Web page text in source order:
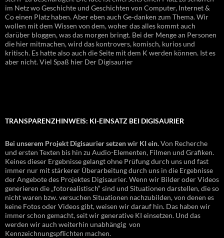
im Netz wo Geschichte und Geschichten von Computer, Internet &
Co einen Platz haben. Aber eben auch Ge-danken zum Thema. Wir
wollen mit dem Wissen von dem, woher das alles kommt auch
darüber bloggen, was das morgen bringt. Bei der Menge an Personen
die hier mitmachen, wird das kontrovers, komisch, kurios und
kritisch. Es hatte also auch die Seite mit dem K werden können. Ist es
aber nicht. Viel Spaß hier Der Digisaurier
TRANSPARENZHINWEIS: KI-EINSATZ BEI DIGISAURIER
Bei unserem Projekt Digisaurier setzen wir KI ein.Von Recherche
und ersten Texten bis hin zu Audio-Elementen, Filmen und Grafiken.
Keines dieser Ergebnisse gelangt ohne Prüfung durch uns und fast
immer nur mit stärkerer Überarbeitung durch uns in die Ergebnisse
der Angebote des Projektes Digisaurier. Wenn wir Bilder oder Videos
generieren die „fotorealistisch“ sind und Situationen darstellen, die so
nicht waren bzw. versuchen Situationen nachzubilden, von denen es
keine Fotos oder Videos gibt, weisen wir darauf hin. Das haben wir
immer schon gemacht, seit wir generative KI einsetzen. Und das
werden wir auch weiterhin unabhängig von
Kennzeichnungspflichten machen.